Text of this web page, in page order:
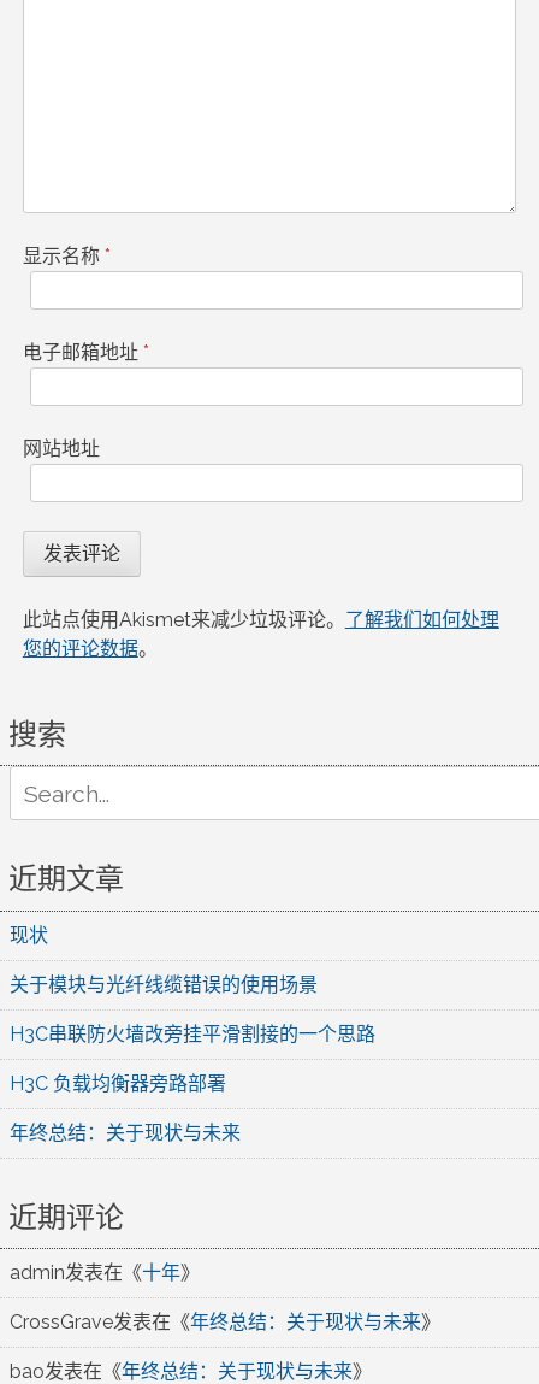
显示名称 *
电子邮箱地址 *
网站地址
此站点使用Akismet来减少垃圾评论。 了解我们如何处理
您的评论数据。
搜索
for:
近期文章
现状
关于模块与光纤线缆错误的使用场景
H3C串联防火墙改旁挂平滑割接的一个思路
H3C 负载均衡器旁路部署
年终总结：关于现状与未来
近期评论
admin发表在《十年》
CrossGrave发表在《年终总结：关于现状与未来》
bao发表在《年终总结：关于现状与未来》